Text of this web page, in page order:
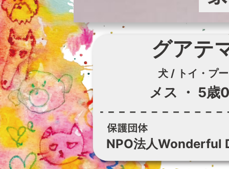
グアテ
犬 / トイ・プ
メス ・ 5歳
NPO法人Wonderful